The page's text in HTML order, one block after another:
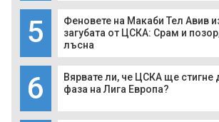
5
Феновете на Макаби Тел Авив
загубата от ЦСКА: Срам и
лъсна
6
Вярвате ли, че ЦСКА ще стигне
фаза на Лига Европа?